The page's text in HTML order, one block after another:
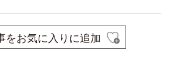
をお気に入りに追加